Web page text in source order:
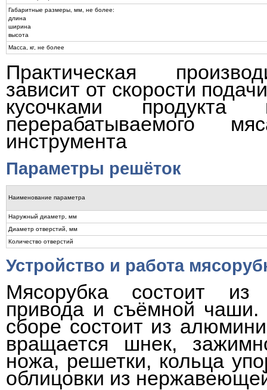
Габаритные размеры, мм, не более:
длина
ширина
высота
Масса, кг, не более
Практическая
зависит от скорости
кусочками
перерабатываемого
инструмента
Параметры решёток
Наименование параметра
Наружный диаметр, мм
Диаметр отверстий, мм
Количество отверстий
Устройство и работа
Мясорубка состоит из
привода и съёмной чаши.
сборе состоит из
вращается шнек,
ножа, решетки, кольца
облицовки из